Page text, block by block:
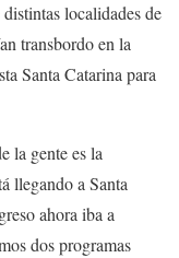
localidades de
transbordo en la
Santa Catarina para
la gente es la
llegando a Santa
ahora iba a
dos programas